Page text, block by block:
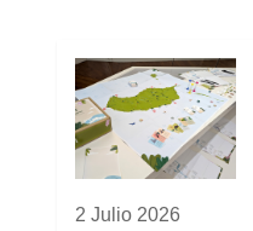
2 Julio 2026